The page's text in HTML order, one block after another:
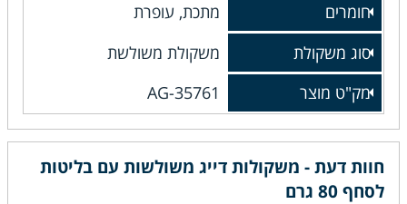
חומרים
מתכת, עופרת
סוג משקולת
משקולת משולשת
מק"ט מוצר
AG-35761
חוות דעת - משקולות דייג משולשות עם בליטות
לסחף 80 גרם